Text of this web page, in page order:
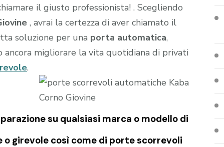
il giusto professionista! . Scegliendo
, avrai la certezza di aver chiamato il
soluzione per una porta automatica,
ancora migliorare la vita quotidiana di privati
.
su qualsiasi marca o modello di
girevole così come di porte scorrevoli